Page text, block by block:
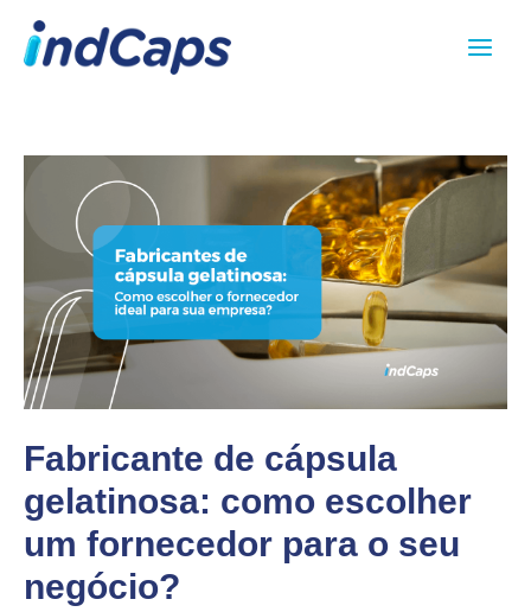
para
Fabricante de cápsula
gelatinosa: como escolher
um fornecedor para o seu
negócio?